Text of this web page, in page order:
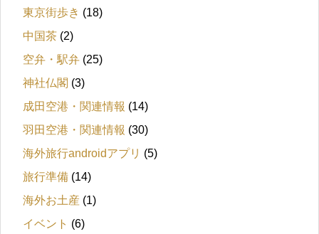
東京街歩き (18)
中国茶 (2)
空弁・駅弁 (25)
神社仏閣 (3)
成田空港・関連情報 (14)
羽田空港・関連情報 (30)
海外旅行androidアプリ (5)
旅行準備 (14)
海外お土産 (1)
イベント (6)